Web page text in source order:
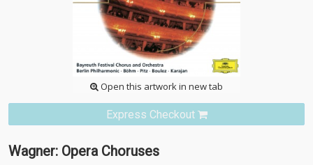
Open this artwork in new tab
Express Checkout
Wagner: Opera Choruses